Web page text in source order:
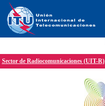
Sector de Radiocomunicaciones (UIT-R)